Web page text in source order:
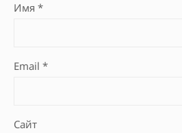
Имя *
Email *
Сайт